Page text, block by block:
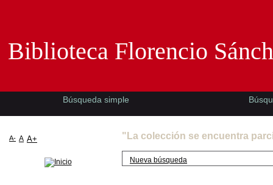
"La colección se encuentra
Nueva búsqueda
Biblioteca Florencio
Búsqueda simple
A- A A+